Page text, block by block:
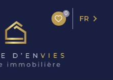
0
FR